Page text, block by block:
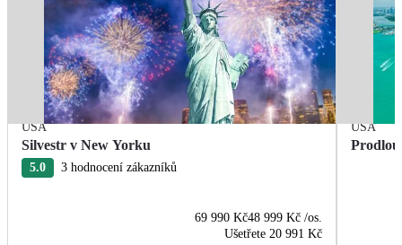
USA
Silvestr v New Yorku
5.0 3 hodnocení zákazníků
69 990 Kč48 999 Kč /os.
Ušetřete 20 991 Kč
USA